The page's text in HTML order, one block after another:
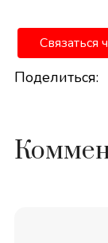
Связаться
Поделиться: